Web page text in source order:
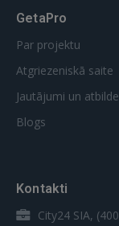
GetaPro
Par projektu
Atgriezeniskā saite
Jautājumi un
Blogs
Kontakti
City24 SIA,